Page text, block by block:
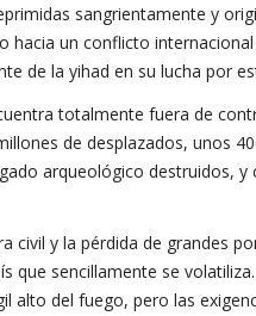
sangrientamente y
hacia un conflicto
de la yihad en su lucha por
totalmente fuera de
de desplazados, unos
arqueológico destruidos,
civil y la pérdida de grandes
que sencillamente se
alto del fuego, pero las